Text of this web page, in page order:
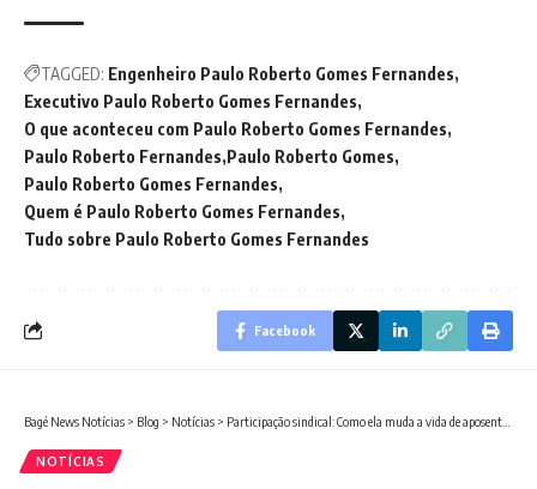
TAGGED: Engenheiro Paulo Roberto Gomes Fernandes
Executivo Paulo Roberto Gomes Fernandes
O que aconteceu com Paulo Roberto Gomes Fernandes
Paulo Roberto Fernandes Paulo Roberto Gomes
Paulo Roberto Gomes Fernandes
Quem é Paulo Roberto Gomes Fernandes
Tudo sobre Paulo Roberto Gomes Fernandes
Facebook
Bagé News Notícias > Blog > Notícias > Participação sindical: Como ela muda a vida de aposentados e pensionistas
NOTÍCIAS